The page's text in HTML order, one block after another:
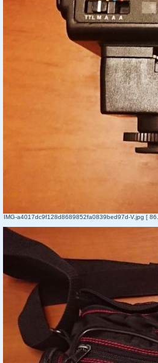
IMG-a4017dc9f128d8689852fa0839bed97d-V.jpg [